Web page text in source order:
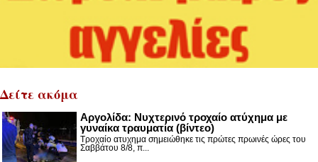
Δείτε ακόμα
Αργολίδα: Νυχτερινό τροχαίο ατύχημα με
γυναίκα τραυματία (βίντεο)
Τροχαίο ατυχημα σημειώθηκε τις πρώτες πρωινές ώρες του
Σαββάτου 8/8, π...